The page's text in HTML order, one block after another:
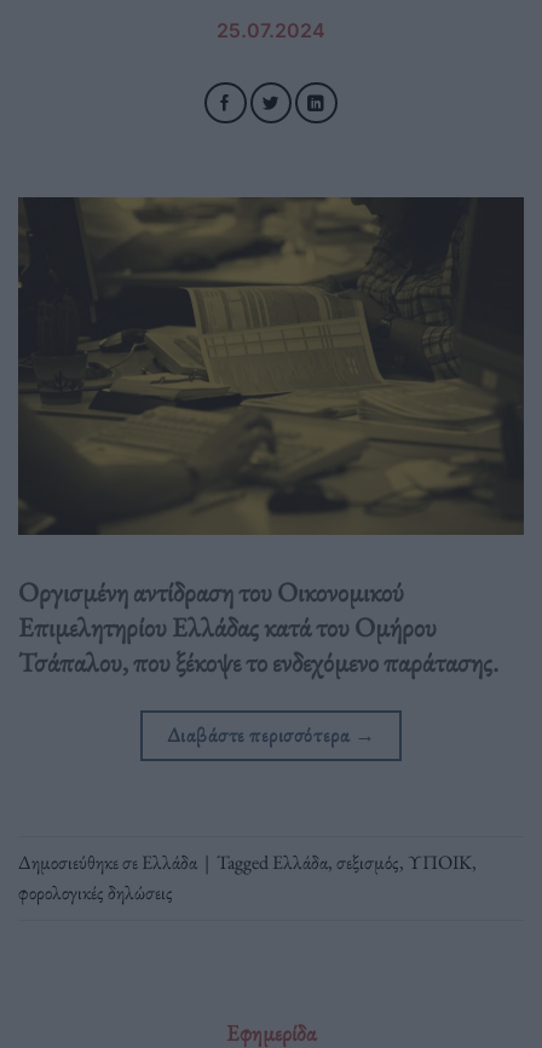
25.07.2024
Οργισμένη αντίδραση του Οικονομικού
Επιμελητηρίου Ελλάδας κατά του Ομήρου
Τσάπαλου, που ξέκοψε το ενδεχόμενο παράτασης.
Διαβάστε περισσότερα →
Δημοσιεύθηκε σεΕλλάδα | TaggedΕλλάδα,σεξισμός, ΥΠΟΙΚ,
φορολογικές δηλώσεις
Εφημερίδα